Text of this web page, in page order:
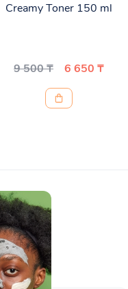
Creamy Toner 150 ml
9 500 ₸ 6 650 ₸